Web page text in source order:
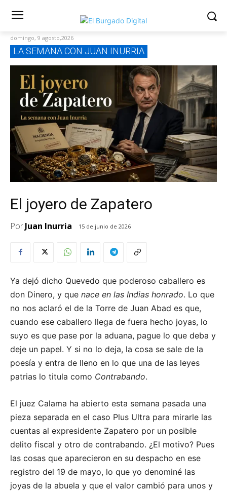
domingo, 9 agosto,2026
LA SEMANA CON JUAN INURRIA
El joyero de Zapatero
PorJuan Inurria 15 de junio de 2026
Ya dejó dicho Quevedo que poderoso caballero es
don Dinero, y que nace en las Indias honrado. Lo que
no nos aclaró el de la Torre de Juan Abad es que,
cuando ese caballero llega de fuera hecho joyas, lo
suyo es que pase por la aduana, pague lo que deba y
deje un papel. Y si no lo deja, la cosa se sale de la
poesía y entra de lleno en lo que una de las leyes
patrias lo titula como Contrabando.
El juez Calama ha abierto esta semana pasada una
pieza separada en el caso Plus Ultra para mirarle las
cuentas al expresidente Zapatero por un posible
delito fiscal y otro de contrabando. ¿El motivo? Pues
las cosas que aparecieron en su despacho en ese
registro del 19 de mayo, lo que yo denominé las
joyas de la abuela y que el valor cambió para unos y